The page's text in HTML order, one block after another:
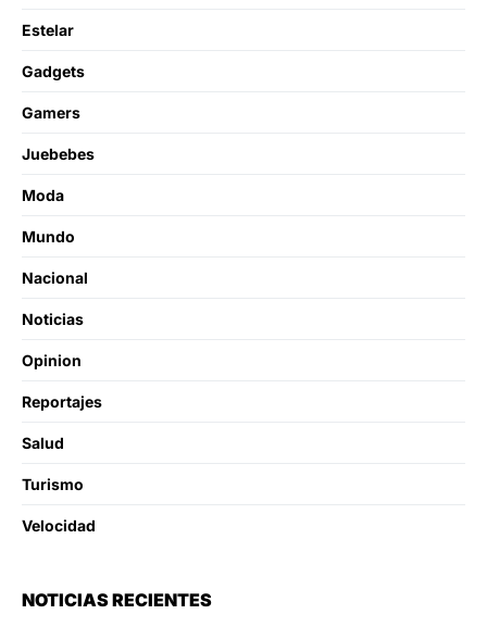
Estelar
Gadgets
Gamers
Juebebes
Moda
Mundo
Nacional
Noticias
Opinion
Reportajes
Salud
Turismo
Velocidad
NOTICIAS RECIENTES